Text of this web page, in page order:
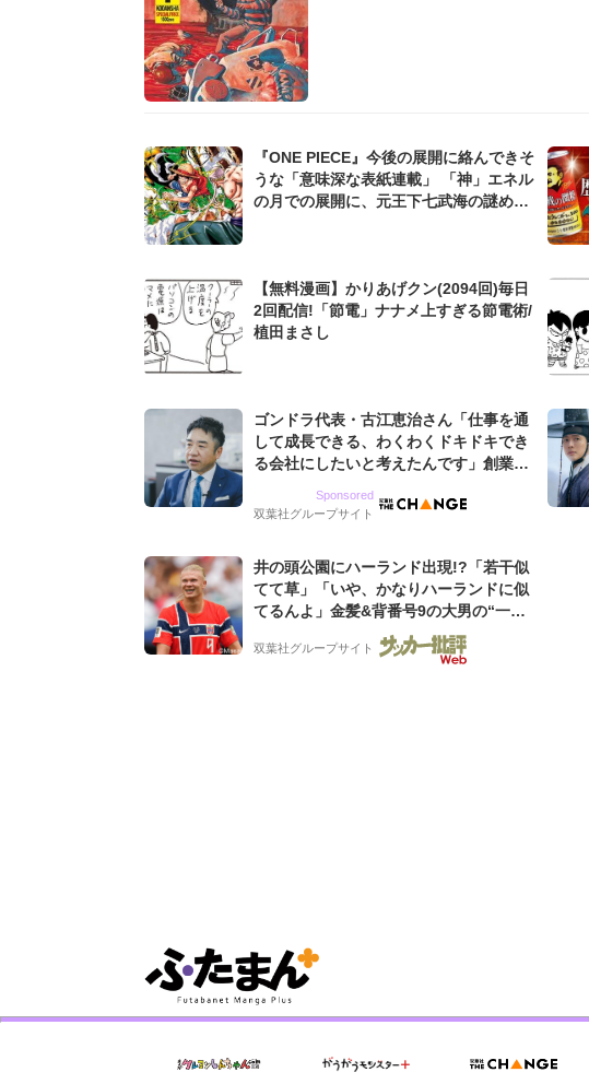
『ONE PIECE』今後の展開に絡んできそ
うな「意味深な表紙連載」 「神」エネル
の月での展開に、元王下七武海の謎めい
【無料漫画】かりあげクン(2094回)毎日
2回配信!「節電」ナナメ上すぎる節電術/
植田まさし
ゴンドラ代表・古江恵治さん「仕事を通
して成長できる、わくわくドキドキでき
る会社にしたいと考えたんです」創業来
グ会社のアイデンティティ
Sponsored
双葉社グループサイト
井の頭公園にハーランド出現!?「若干似
てて草」「いや、かなりハーランドに似
てるんよ」金髪&背番号9の大男の“一人
バイキング・ロー”映像が話題!「元気を
もらった」
双葉社グループサイト